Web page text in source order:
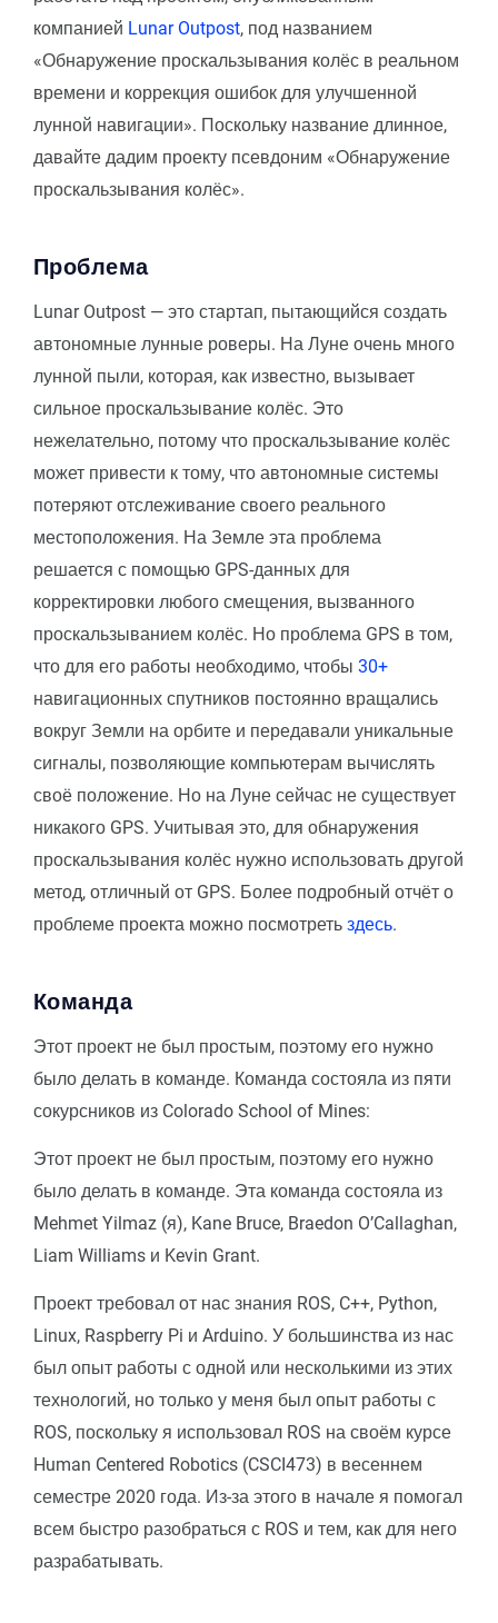
компанией Lunar Outpost, под названием
«Обнаружение проскальзывания колёс в реальном
времени и коррекция ошибок для улучшенной
лунной навигации». Поскольку название длинное,
давайте дадим проекту псевдоним «Обнаружение
проскальзывания колёс».
Проблема
Lunar Outpost — это стартап, пытающийся создать
автономные лунные роверы. На Луне очень много
лунной пыли, которая, как известно, вызывает
сильное проскальзывание колёс. Это
нежелательно, потому что проскальзывание колёс
может привести к тому, что автономные системы
потеряют отслеживание своего реального
местоположения. На Земле эта проблема
решается с помощью GPS-данных для
корректировки любого смещения, вызванного
проскальзыванием колёс. Но проблема GPS в том,
что для его работы необходимо, чтобы 30+
навигационных спутников постоянно вращались
вокруг Земли на орбите и передавали уникальные
сигналы, позволяющие компьютерам вычислять
своё положение. Но на Луне сейчас не существует
никакого GPS. Учитывая это, для обнаружения
проскальзывания колёс нужно использовать другой
метод, отличный от GPS. Более подробный отчёт о
проблеме проекта можно посмотреть здесь.
Команда
Этот проект не был простым, поэтому его нужно
было делать в команде. Команда состояла из пяти
сокурсников из Colorado School of Mines:
Этот проект не был простым, поэтому его нужно
было делать в команде. Эта команда состояла из
Mehmet Yilmaz (я), Kane Bruce, Braedon O’Callaghan,
Liam Williams и Kevin Grant.
Проект требовал от нас знания ROS, C++, Python,
Linux, Raspberry Pi и Arduino. У большинства из нас
был опыт работы с одной или несколькими из этих
технологий, но только у меня был опыт работы с
ROS, поскольку я использовал ROS на своём курсе
Human Centered Robotics (CSCI473) в весеннем
семестре 2020 года. Из-за этого в начале я помогал
всем быстро разобраться с ROS и тем, как для него
разрабатывать.